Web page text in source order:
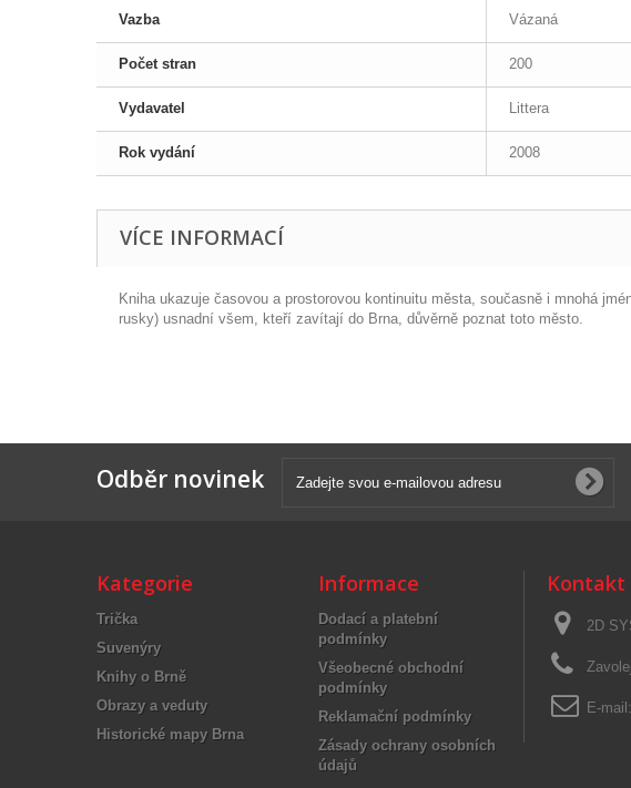
Vazba Vázaná
Počet stran 200
Vydavatel Littera
Rok vydání 2008
VÍCE INFORMACÍ
Kniha ukazuje časovou a prostorovou kontinuitu města, současně i mnohá
rusky) usnadní všem, kteří zavítají do Brna, důvěrně poznat toto město.
Odběr novinek
Kategorie
Trička
Suvenýry
Knihy o Brně
Obrazy a veduty
Historické mapy Brna
Informace
Dodací a platební
podmínky
Všeobecné obchodní
podmínky
Reklamační podmínky
Zásady ochrany osobních
údajů
Kontakt
2D
E-mail: